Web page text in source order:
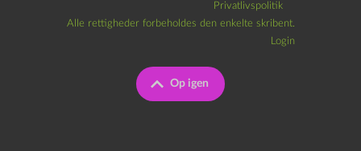
Privatlivspolitik
Op igen
Alle rettigheder forbeholdes den enkelte skribent.
Login